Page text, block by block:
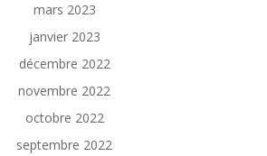
mars 2023
janvier 2023
décembre 2022
novembre 2022
octobre 2022
septembre 2022